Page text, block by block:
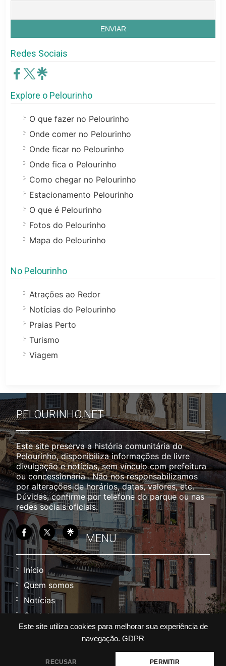
Este site utiliza cookies para melhorar sua experiência de
navegação. GDPR
RECUSAR PERMITIR
Redes Sociais
Explore o Pelourinho
O que fazer no Pelourinho
Onde comer no Pelourinho
Onde ficar no Pelourinho
Onde fica o Pelourinho
Como chegar no Pelourinho
Estacionamento Pelourinho
O que é Pelourinho
Fotos do Pelourinho
Mapa do Pelourinho
No Pelourinho
Atrações ao Redor
Notícias do Pelourinho
Praias Perto
Turismo
Viagem
PELOURINHO.NET
Este site preserva a história comunitária do
Pelourinho, disponibiliza informações de livre
divulgação e notícias, sem vínculo com prefeitura
ou concessionária . Não nos responsabilizamos
por alterações de horários, datas, valores, etc.
Dúvidas, confirme por telefone do parque ou nas
redes sociais oficiais.
MENU
Início
Quem somos
Notícias
Contato
Política